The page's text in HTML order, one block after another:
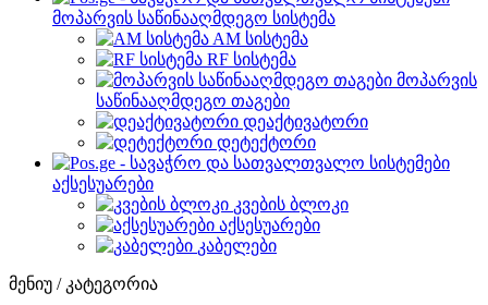
მოპარვის საწინააღმდეგო სისტემა
AM სისტემა
RF სისტემა
მოპარვის
საწინააღმდეგო თაგები
დეაქტივატორი
დეტექტორი
აქსესუარები
კვების ბლოკი
აქსესუარები
კაბელები
მენიუ / კატეგორია